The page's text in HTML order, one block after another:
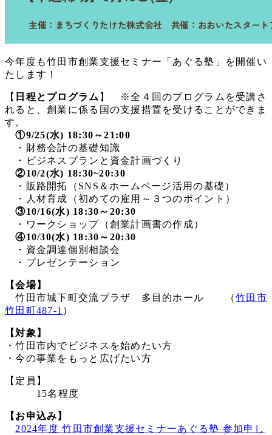
今年度も竹田市創業支援セミナー「あぐる塾」を開催い
たします！
【 日程とプログラム 】 ※全４回のプログラムを受講さ
れると、創業に係る国の支援措置を受けることができま
す。
①9/25(水) 18:30～21:00
・財務会計の基礎知識
・ビジネスプランと資金計画づくり
②10/2(水) 18:30~20:30
・販路開拓（SNS＆ホームページ活用の基礎）
・人材育成（初めての雇用～３つのポイント）
③10/16(水) 18:30～20:30
・ワークショップ（創業計画書の作成）
④10/30(水) 18:30～20:30
・資金調達個別相談会
・プレゼンテーション
【会場】
竹田市城下町交流プラザ 多目的ホール （竹田市
竹田町487-1 ）
【対象】
・竹田市内でビジネスを始めたい方
・今の事業をもっと広げたい方
【定員】
15名程度
【お申込み】
2024年度 竹田市創業支援セミナーあぐる塾 参加申し